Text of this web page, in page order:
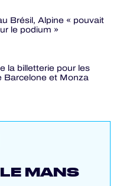
Brésil, Alpine « pouvait
le podium »
la billetterie pour les
Barcelone et Monza
MANS